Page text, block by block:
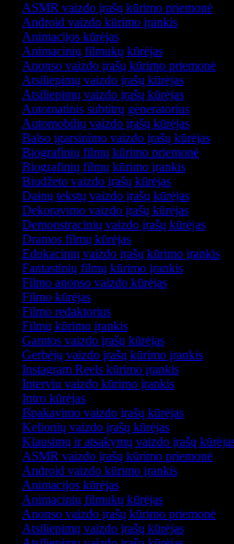
ASMR vaizdo įrašų kūrimo priemonė
Android vaizdo kūrimo įrankis
Animacijos kūrėjas
Animacinių filmukų kūrėjas
Anonso vaizdo įrašų kūrimo priemonė
Atsiliepimų vaizdo įrašų kūrėjas
Atsiliepimų vaizdo įrašų kūrėjas
Automatinis subtitrų generatorius
Automobilių vaizdo įrašų kūrėjas
Balso įgarsinimo vaizdo įrašų kūrėjas
Biografinių filmų kūrimo priemonė
Biografinių filmų kūrimo įrankis
Biudžeto vaizdo įrašų kūrėjas
Dainų tekstų vaizdo įrašų kūrėjas
Dekoravimo vaizdo įrašų kūrėjas
Demonstracinių vaizdo įrašų kūrėjas
Dramos filmų kūrėjas
Edukacinių vaizdo įrašų kūrimo įrankis
Fantastinių filmų kūrimo įrankis
Filmo anonso vaizdo kūrėjas
Filmo kūrėjas
Filmo redaktorius
Filmų kūrimo įrankis
Gamtos vaizdo įrašų kūrėjas
Gerbėjų vaizdo įrašų kūrimo įrankis
Instagram Reels kūrimo įrankis
Interviu vaizdo kūrimo įrankis
Intro kūrėjas
Išpakavimo vaizdo įrašų kūrėjas
Kelionių vaizdo įrašų kūrėjas
Klausimų ir atsakymų vaizdo įrašų kūrėjas
ASMR vaizdo įrašų kūrimo priemonė
Android vaizdo kūrimo įrankis
Animacijos kūrėjas
Animacinių filmukų kūrėjas
Anonso vaizdo įrašų kūrimo priemonė
Atsiliepimų vaizdo įrašų kūrėjas